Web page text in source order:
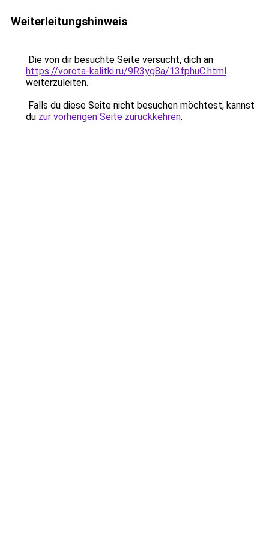
Weiterleitungshinweis
Die von dir besuchte Seite versucht, dich an
https://vorota-kalitki.ru/9R3yg8a/13fphuC.html
weiterzuleiten.
Falls du diese Seite nicht besuchen möchtest, kannst
du zur vorherigen Seite zurückkehren.